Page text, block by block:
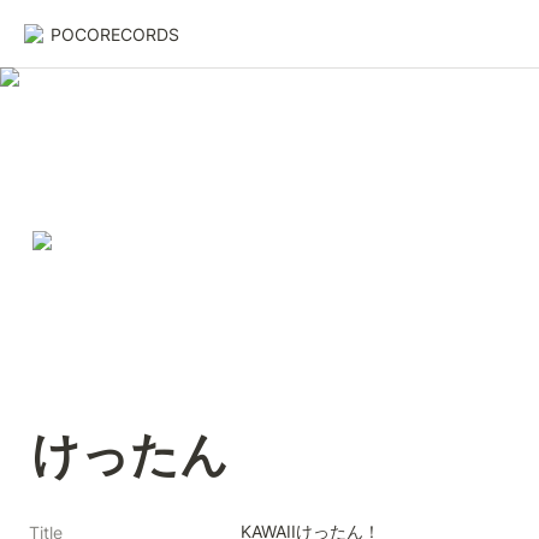
POCORECORDS
けったん
Title KAWAIIけったん！